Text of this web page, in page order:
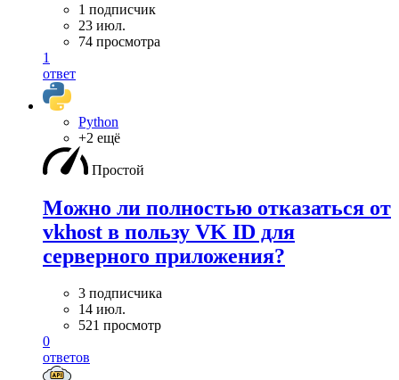
1 подписчик
23 июл.
74 просмотра
1
ответ
Python
+2 ещё
Простой
Можно ли полностью отказаться от
vkhost в пользу VK ID для
серверного приложения?
3 подписчика
14 июл.
521 просмотр
0
ответов